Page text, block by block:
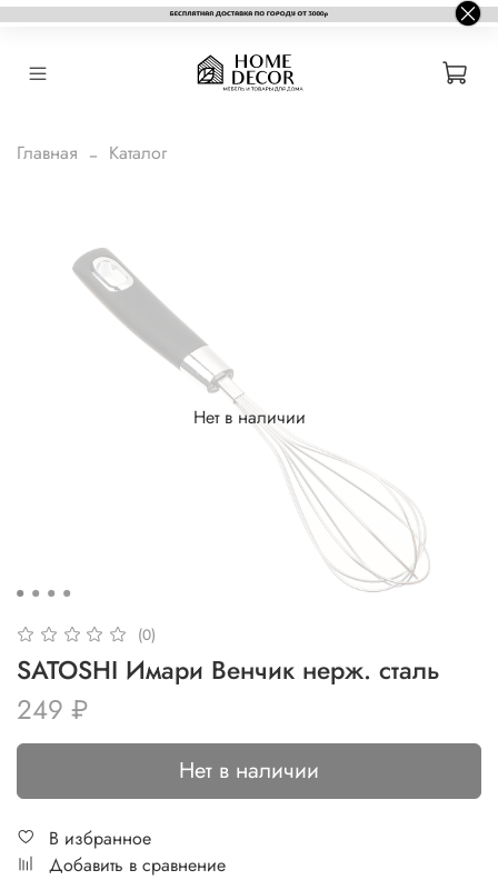
Главная Каталог
Нет в наличии
(0)
SATOSHI Имари Венчик нерж. сталь
249 ₽
Нет в наличии
В избранное
Добавить в сравнение